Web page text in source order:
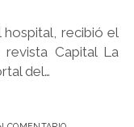
recibió el
Capital La
del…